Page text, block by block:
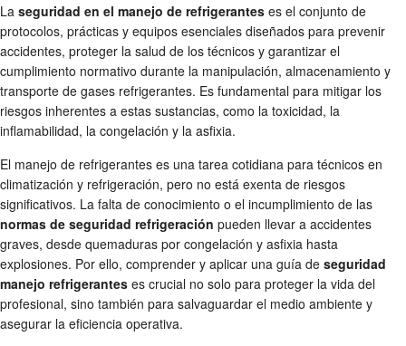
La seguridad en el manejo de refrigerantes es el conjunto de
protocolos, prácticas y equipos esenciales diseñados para prevenir
accidentes, proteger la salud de los técnicos y garantizar el
cumplimiento normativo durante la manipulación, almacenamiento y
transporte de gases refrigerantes. Es fundamental para mitigar los
riesgos inherentes a estas sustancias, como la toxicidad, la
inflamabilidad, la congelación y la asfixia.
El manejo de refrigerantes es una tarea cotidiana para técnicos en
climatización y refrigeración, pero no está exenta de riesgos
significativos. La falta de conocimiento o el incumplimiento de las
normas de seguridad refrigeración pueden llevar a accidentes
graves, desde quemaduras por congelación y asfixia hasta
explosiones. Por ello, comprender y aplicar una guía de seguridad
manejo refrigerantes es crucial no solo para proteger la vida del
profesional, sino también para salvaguardar el medio ambiente y
asegurar la eficiencia operativa.